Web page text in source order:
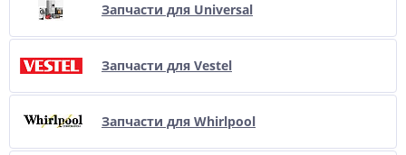
Запчасти для Universal
Запчасти для Vestel
Запчасти для Whirlpool